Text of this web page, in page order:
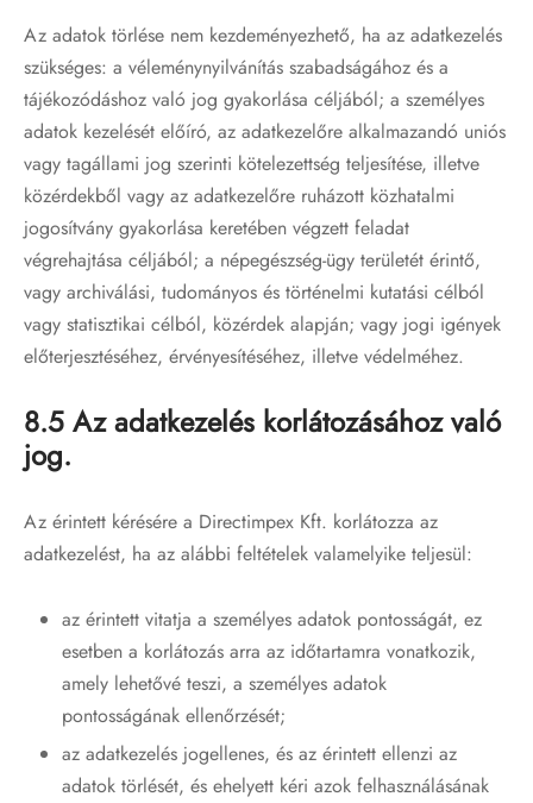
Az adatok törlése nem kezdeményezhető, ha az adatkezelés
szükséges: a véleménynyilvánítás szabadságához és a
tájékozódáshoz való jog gyakorlása céljából; a személyes
adatok kezelését előíró, az adatkezelőre alkalmazandó uniós
vagy tagállami jog szerinti kötelezettség teljesítése, illetve
közérdekből vagy az adatkezelőre ruházott közhatalmi
jogosítvány gyakorlása keretében végzett feladat
végrehajtása céljából; a népegészség-ügy területét érintő,
vagy archiválási, tudományos és történelmi kutatási célból
vagy statisztikai célból, közérdek alapján; vagy jogi igények
előterjesztéséhez, érvényesítéséhez, illetve védelméhez.
8.5 Az adatkezelés korlátozásához való
jog.
Az érintett kérésére a Directimpex Kft. korlátozza az
adatkezelést, ha az alábbi feltételek valamelyike teljesül:
az érintett vitatja a személyes adatok pontosságát, ez
esetben a korlátozás arra az időtartamra vonatkozik,
amely lehetővé teszi, a személyes adatok
pontosságának ellenőrzését;
az adatkezelés jogellenes, és az érintett ellenzi az
adatok törlését, és ehelyett kéri azok felhasználásának